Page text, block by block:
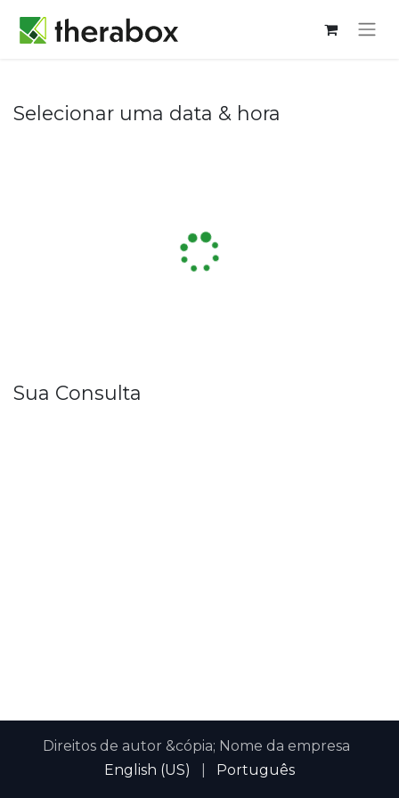
Selecionar uma data & hora
Sua Consulta
Direitos de autor &cópia; Nome da empresa
English (US)
Português